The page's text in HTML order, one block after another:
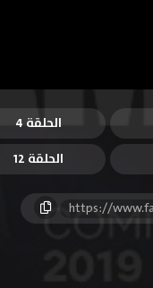
الحلقة 4
الحلقة 12
https://